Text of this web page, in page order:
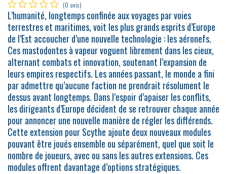
(0 avis)
L’humanité, longtemps confinée aux voyages par voies
terrestres et maritimes, voit les plus grands esprits d’Europe
de l’Est accoucher d’une nouvelle technologie : les aéronefs.
Ces mastodontes à vapeur voguent librement dans les cieux,
alternant combats et innovation, soutenant l’expansion de
leurs empires respectifs. Les années passant, le monde a fini
par admettre qu’aucune faction ne prendrait résolument le
dessus avant longtemps. Dans l’espoir d’apaiser les conflits,
les dirigeants d’Europe décident de se retrouver chaque année
pour annoncer une nouvelle manière de régler les différends.
Cette extension pour Scythe ajoute deux nouveaux modules
pouvant être joués ensemble ou séparément, quel que soit le
nombre de joueurs, avec ou sans les autres extensions. Ces
modules offrent davantage d’options stratégiques.